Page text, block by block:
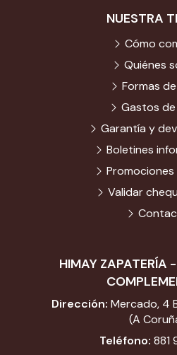
HIMAY ZAPATERÍA
Dirección: Mercado, 4
(A
Teléfono: 881
NUESTRA
Cómo
Quiénes
Formas
Gastos
Garantía y
Boletines
Validar